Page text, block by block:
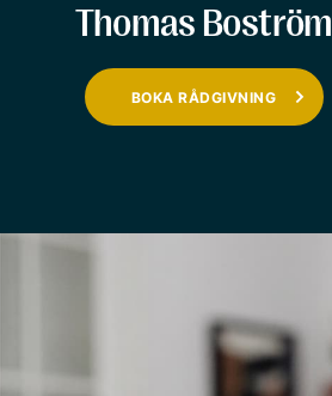
Thomas Boström
BOKA RÅDGIVNING